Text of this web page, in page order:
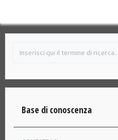
Base di conoscenza